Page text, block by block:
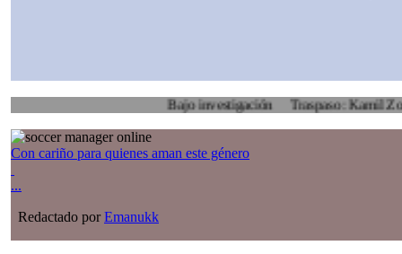
Bajo investigación Traspaso: Kamil Zoidl,
Con cariño para quienes aman este género
...
Redactado porEmanukk